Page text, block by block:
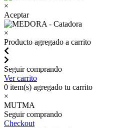
×
Aceptar
×
Producto agregado a carrito
Seguir comprando
Ver carrito
0 item(s) agregado tu carrito
×
MUTMA
Seguir comprando
Checkout